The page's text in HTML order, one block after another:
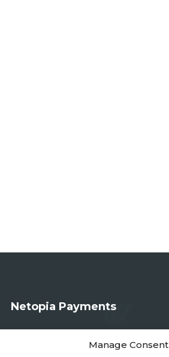
Manage Consent
Netopia Payments